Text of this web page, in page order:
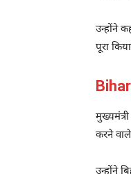
उन्होंने
पूरा
करने वाले